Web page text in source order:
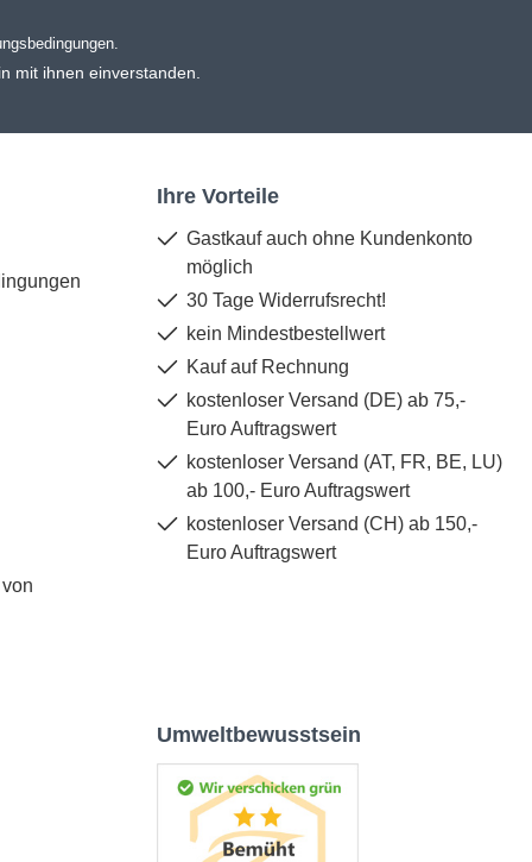
.
mit ihnen einverstanden.
Ihre Vorteile
Gastkauf auch ohne Kundenkonto
möglich
30 Tage Widerrufsrecht!
kein Mindestbestellwert
Kauf auf Rechnung
kostenloser Versand (DE) ab 75,-
Euro Auftragswert
kostenloser Versand (AT, FR, BE, LU)
ab 100,- Euro Auftragswert
kostenloser Versand (CH) ab 150,-
Euro Auftragswert
Umweltbewusstsein